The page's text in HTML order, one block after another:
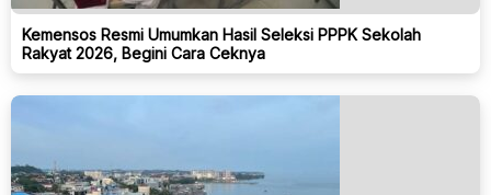
Kemensos Resmi Umumkan Hasil Seleksi PPPK Sekolah
Rakyat 2026, Begini Cara Ceknya